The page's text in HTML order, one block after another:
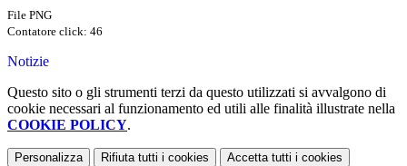
File PNG
Contatore click: 46
Notizie
Questo sito o gli strumenti terzi da questo utilizzati si avvalgono di
cookie necessari al funzionamento ed utili alle finalità illustrate nella
COOKIE POLICY.
Personalizza Rifiuta tutti i cookies Accetta tutti i cookies